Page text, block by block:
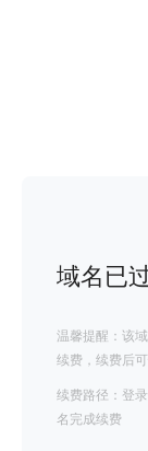
域名已
温馨提醒：该
续费，续费后
续费路径：登
名完成续费